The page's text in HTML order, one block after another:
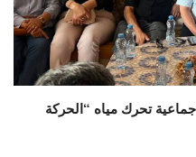
تحرك مياه “الحركة